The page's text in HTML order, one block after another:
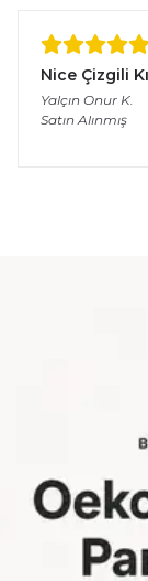
Nice Çizgili
Yalçın Onur K.
Satın Alınmış